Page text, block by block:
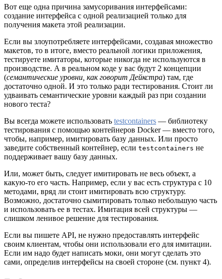
Вот еще одна причина замусоривания интерфейсами:
создание интерфейса с одной реализацией только для
получения макета этой реализации.
Если вы злоупотребляете интерфейсами, создавая множество
макетов, то в итоге, вместо реальной логики приложения,
тестируете имитаторы, которые никогда не используются в
производстве. А в реальном коде у вас будут 2 концепции
(семантические уровни, как говорит Дейкстра) там, где
достаточно одной. И это только ради тестирования. Стоит ли
удваивать семантические уровни каждый раз при создании
нового теста?
Вы всегда можете использовать testcontainers — библиотеку
тестирования с помощью контейнеров Docker — вместо того,
чтобы, например, имитировать базу данных. Или просто
заведите собственный контейнер, если testcontainers не
поддерживает вашу базу данных.
Или, может быть, следует имитировать не весь объект, а
какую-то его часть. Например, если у вас есть структура с 10
методами, вряд ли стоит имитировать всю структуру.
Возможно, достаточно сымитировать только небольшую часть
и использовать ее в тестах. Имитация всей структуры —
слишком ленивое решение для тестирования.
Если вы пишете API, не нужно предоставлять интерфейс
своим клиентам, чтобы они использовали его для имитации.
Если им надо будет написать моки, они могут сделать это
сами, определив интерфейсы на своей стороне (см. пункт 4).